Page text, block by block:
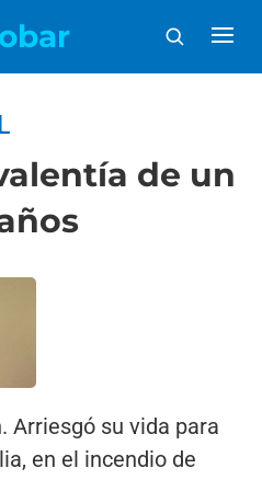
de un
Arriesgó su vida para
en el incendio de